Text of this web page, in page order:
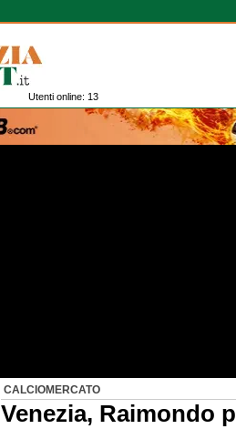
Utenti online: 13
CALCIOMERCATO
Venezia, Raimondo